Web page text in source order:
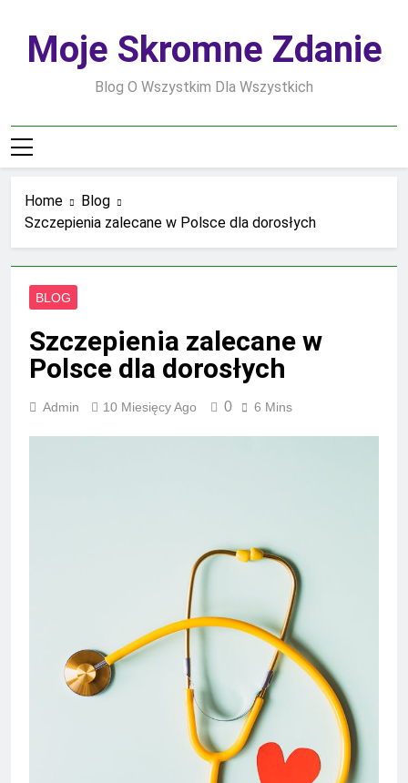
contentMoje Skromne Zdanie
Blog O Wszystkim Dla Wszystkich
Home
Blog
Szczepienia zalecane w Polsce dla dorosłych
BLOG
Szczepienia zalecane w
Polsce dla dorosłych
Admin 10 Miesięcy Ago 0 6 Mins